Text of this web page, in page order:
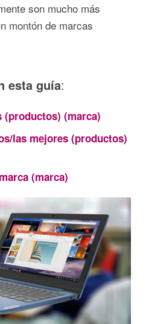
son mucho más
montón de marcas
esta guía:
(productos) (marca)
las mejores (productos)
(marca)